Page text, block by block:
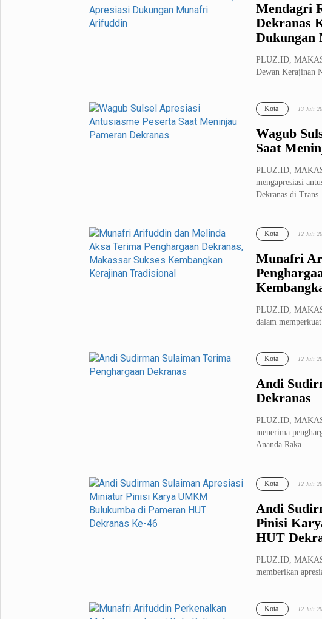
Mendagri
Dekranas
PLUZ.ID,
Dewan Kerajinan
Wagub
Saat
Kota 13 Juli
PLUZ.ID,
mengapresiasi
Dekranas di
Munafri
Kota 12 Juli
PLUZ.ID,
dalam
Andi
Dekranas
Kota 12 Juli
PLUZ.ID,
menerima
Ananda Raka...
Andi
Pinisi
HUT
Kota 12 Juli
PLUZ.ID,
memberikan
Kota 12 Juli